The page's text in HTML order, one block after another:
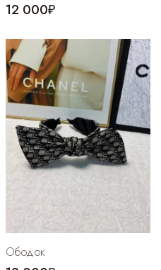
12 000₽
Ободок